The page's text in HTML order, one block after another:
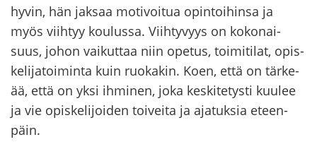
hyvin, hän jak­saa mo­ti­voi­tua opin­toi­hin­sa ja
myös viih­tyy kou­lus­sa. Viih­ty­vyys on ko­ko­nai­
suus, johon vai­kut­taa niin ope­tus, toi­mi­ti­lat, opis­
ke­li­ja­toi­min­ta kuin ruo­ka­kin. Koen, että on tär­ke­
ää, että on yksi ih­mi­nen, joka kes­ki­te­tys­ti kuu­lee
ja vie opis­ke­li­joi­den toi­vei­ta ja aja­tuk­sia eteen­
päin.